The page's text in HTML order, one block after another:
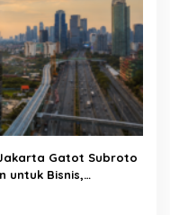
Gatot Subroto
untuk Bisnis,
di Jakarta Selatan